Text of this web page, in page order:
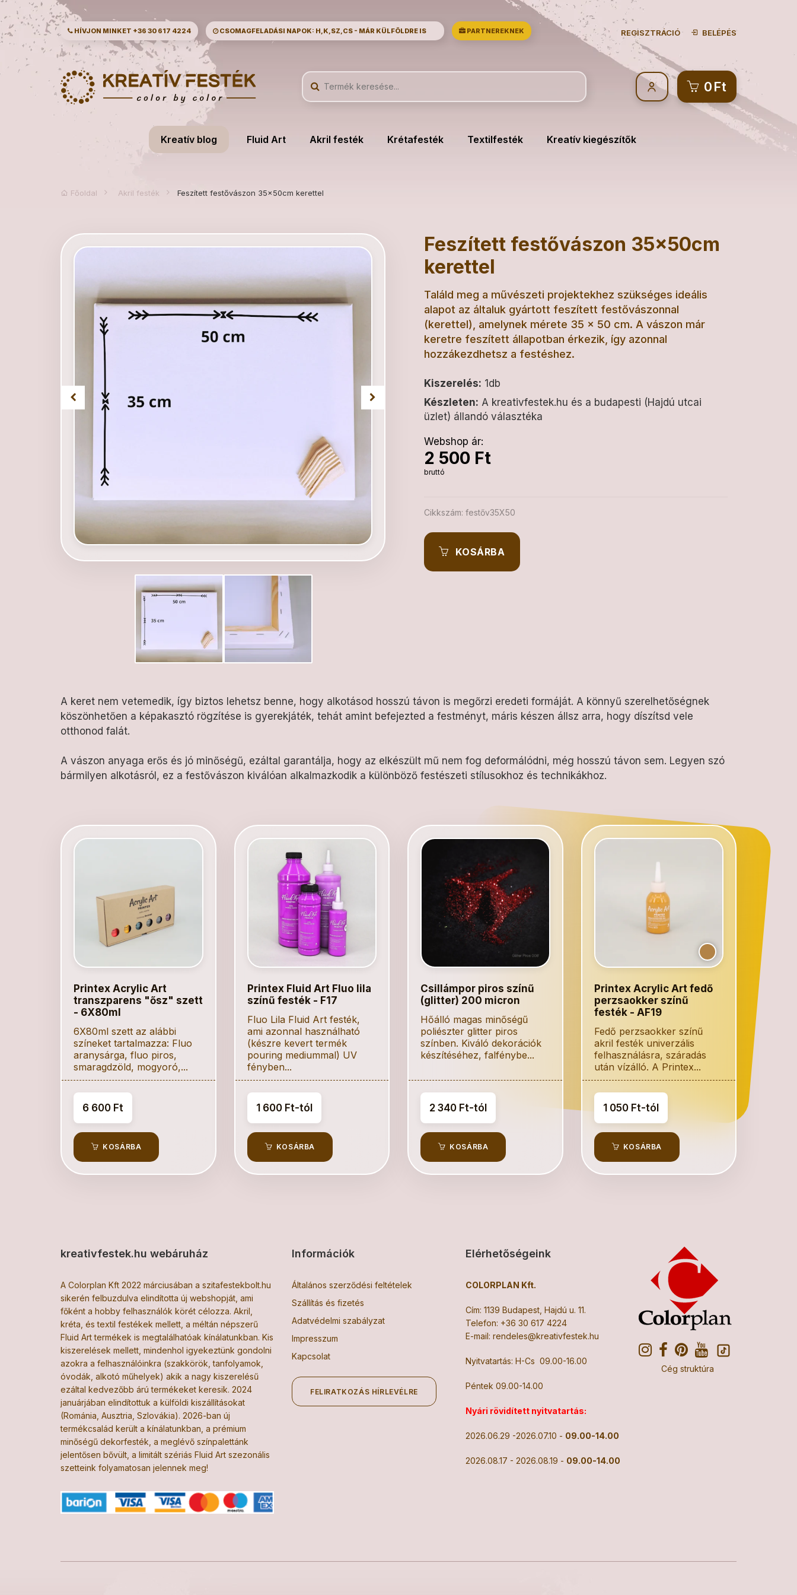
HÍVJON MINKET +36 30 617 4224 CSOMAGFELADÁSI NAPOK: H,K,SZ,CS - MÁR KÜLFÖLDRE IS PARTNEREKNEK REGISZTRÁCIÓ BELÉPÉS
0Ft
Kreatív blog Fluid Art Akril festék Krétafesték Textilfesték Kreatív kiegészítők
Főoldal Akril festék Feszített festővászon 35x50cm kerettel
Feszített festővászon 35x50cm
kerettel
Találd meg a művészeti projektekhez szükséges ideális
alapot az általuk gyártott feszített festővászonnal
(kerettel), amelynek mérete 35 x 50 cm. A vászon már
keretre feszített állapotban érkezik, így azonnal
hozzákezdhetsz a festéshez.
Kiszerelés: 1db
Készleten: A kreativfestek.hu és a budapesti (Hajdú utcai
üzlet) állandó választéka
Webshop ár:
2 500 Ft
bruttó
Cikkszám: festőv35X50
KOSÁRBA
A keret nem vetemedik, így biztos lehetsz benne, hogy alkotásod hosszú távon is megőrzi eredeti formáját. A könnyű szerelhetőségnek
köszönhetően a képakasztó rögzítése is gyerekjáték, tehát amint befejezted a festményt, máris készen állsz arra, hogy díszítsd vele
otthonod falát.
A vászon anyaga erős és jó minőségű, ezáltal garantálja, hogy az elkészült mű nem fog deformálódni, még hosszú távon sem. Legyen szó
bármilyen alkotásról, ez a festővászon kiválóan alkalmazkodik a különböző festészeti stílusokhoz és technikákhoz.
Printex Acrylic Art
transzparens "ősz" szett
- 6X80ml
6X80ml szett az alábbi
színeket tartalmazza: Fluo
aranysárga, fluo piros,
smaragdzöld, mogyoró,...
6 600 Ft
KOSÁRBA
Printex Fluid Art Fluo lila
színű festék - F17
Fluo Lila Fluid Art festék,
ami azonnal használható
(készre kevert termék
pouring mediummal) UV
fényben...
1 600 Ft-tól
KOSÁRBA
Csillámpor piros színű
(glitter) 200 micron
Hőálló magas minőségű
poliészter glitter piros
színben. Kiváló dekorációk
készítéséhez, falfénybe...
2 340 Ft-tól
KOSÁRBA
Printex Acrylic Art fedő
perzsaokker színű
festék - AF19
Fedő perzsaokker színű
akril festék univerzális
felhasználásra, száradás
után vízálló. A Printex...
1 050 Ft-tól
KOSÁRBA
kreativfestek.hu webáruház
A Colorplan Kft 2022 márciusában a szitafestekbolt.hu
sikerén felbuzdulva elindította új webshopját, ami
főként a hobby felhasználók körét célozza. Akril,
kréta, és textil festékek mellett, a méltán népszerű
Fluid Art termékek is megtalálhatóak kínálatunkban. Kis
kiszerelések mellett, mindenhol igyekeztünk gondolni
azokra a felhasználóinkra (szakkörök, tanfolyamok,
óvodák, alkotó műhelyek) akik a nagy kiszerelésű
ezáltal kedvezőbb árú termékeket keresik. 2024
januárjában elindítottuk a külföldi kiszállításokat
(Románia, Ausztria, Szlovákia). 2026-ban új
termékcsalád került a kínálatunkban, a prémium
minőségű dekorfesték, a meglévő színpalettánk
jelentősen bővült, a limitált szériás Fluid Art szezonális
szetteink folyamatosan jelennek meg!
Információk
Általános szerződési feltételek
Szállítás és fizetés
Adatvédelmi szabályzat
Impresszum
Kapcsolat
FELIRATKOZÁS HÍRLEVÉLRE
Elérhetőségeink
COLORPLAN Kft.
Cím: 1139 Budapest, Hajdú u. 11.
Telefon: +36 30 617 4224
E-mail: rendeles@kreativfestek.hu
Nyitvatartás: H-Cs 09.00-16.00
Péntek 09.00-14.00
Nyári rövidített nyitvatartás:
2026.06.29 -2026.07.10 - 09.00-14.00
2026.08.17 - 2026.08.19 - 09.00-14.00
Cég struktúra